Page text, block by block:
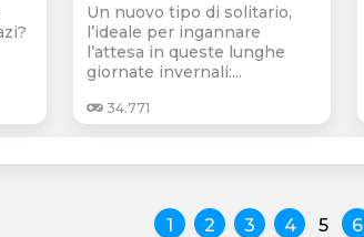
Un nuovo tipo di solitario,
l’ideale per ingannare
l’attesa in queste lunghe
giornate invernali:...
34.771
1 2 3 4 5 6